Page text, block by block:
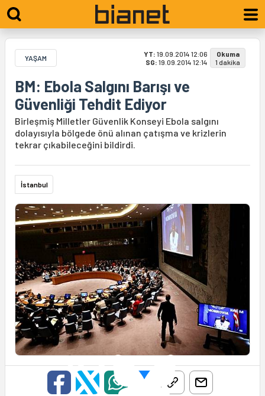
YAŞAM YT: 19.09.2014 12:06
SG: 19.09.2014 12:14
Okuma
1 dakika
BM: Ebola Salgını Barışı ve
Güvenliği Tehdit Ediyor
Birleşmiş Milletler Güvenlik Konseyi Ebola salgını
dolayısıyla bölgede önü alınan çatışma ve krizlerin
tekrar çıkabileceğini bildirdi.
İstanbul